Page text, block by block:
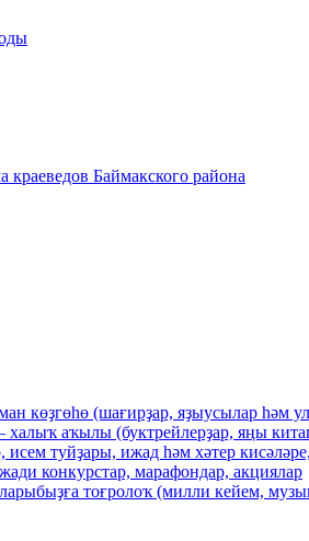
Баймакского района
көҙгөһө (шағирҙар, яҙыусылар һәм
халыҡ аҡылы (буктрейлерҙар, яңы
туйҙары, ижад һәм хәтер
конкурстар, марафондар, акциялар
тоғролоҡ (милли кейем,